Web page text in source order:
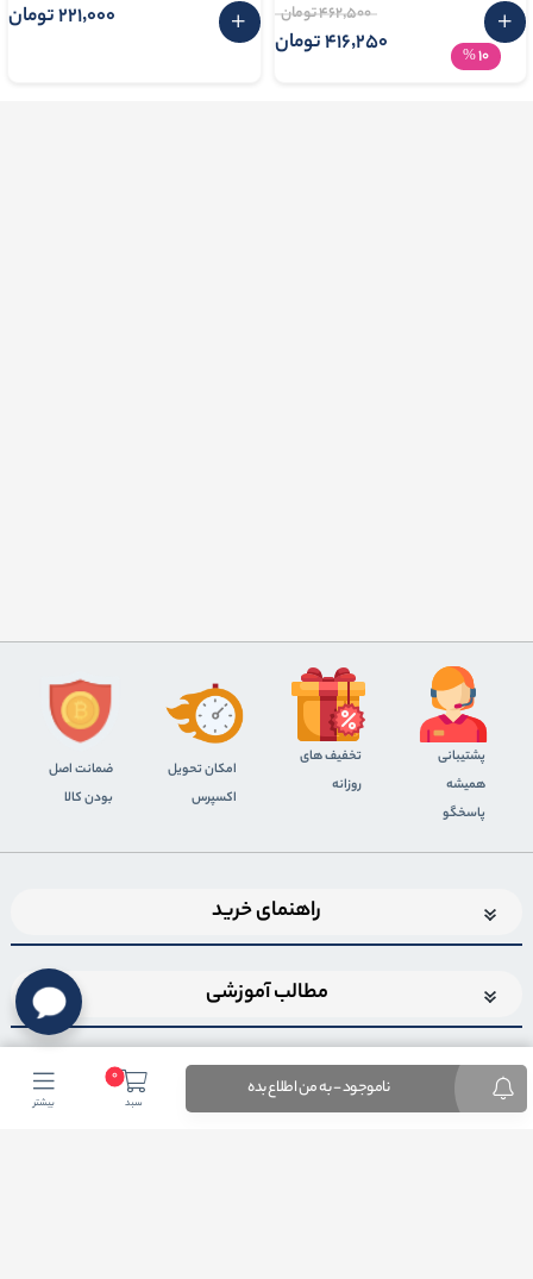
ناموجود - به من اطلاع بده
10
%
462٬500 تومان
416٬250 تومان
221٬000 تومان
0
سبد بیشتر
پشتیبانی
همیشه
پاسخگو
تخفیف های
روزانه
اﻣﮑﺎن ﺗﺤﻮﯾﻞ
اﮐﺴﭙﺮس
ضمانت اصل
بودن کالا
راهنمای خرید
مطالب آموزشی